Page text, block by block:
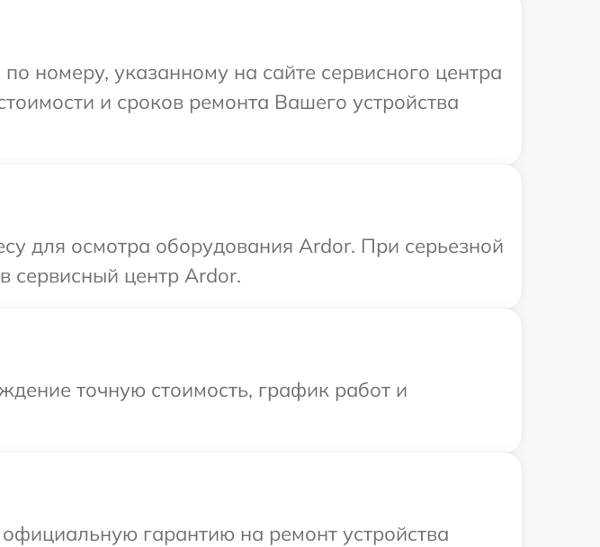
номеру, указанному на сайте сервисного центра
и сроков ремонта Вашего устройства
для осмотра оборудования Ardor. При серьезной
сервисный центр Ardor.
точную стоимость, график работ и
гарантию на ремонт устройства